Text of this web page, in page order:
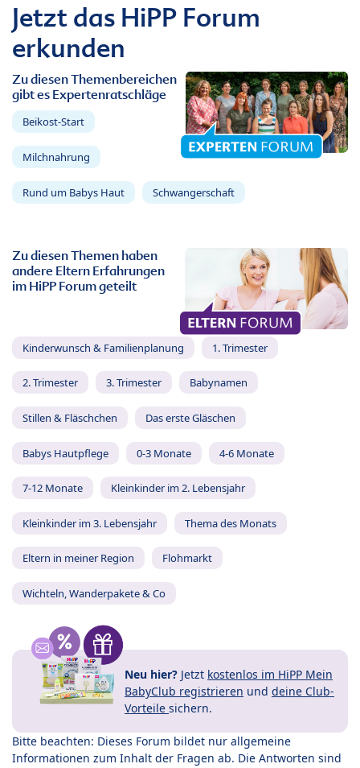
Jetzt das HiPP Forum
erkunden
Zu diesen Themenbereichen
gibt es Expertenratschläge
Beikost-Start
Milchnahrung
Rund um Babys Haut Schwangerschaft
Zu diesen Themen haben
andere Eltern Erfahrungen
im HiPP Forum geteilt
Kinderwunsch & Familienplanung 1. Trimester
2. Trimester 3. Trimester Babynamen
Stillen & Fläschchen Das erste Gläschen
Babys Hautpflege 0-3 Monate 4-6 Monate
7-12 Monate Kleinkinder im 2. Lebensjahr
Kleinkinder im 3. Lebensjahr Thema des Monats
Eltern in meiner Region Flohmarkt
Wichteln, Wanderpakete & Co
Neu hier? Jetzt kostenlos im HiPP Mein
BabyClub registrieren und deine Club-
Vorteile sichern.
Bitte beachten: Dieses Forum bildet nur allgemeine
Informationen zum Inhalt der Fragen ab. Die Antworten sind